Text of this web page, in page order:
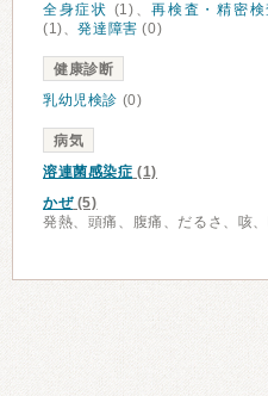
全身症状 (1)、再検査・精密検
(1)、発達障害 (0)
健康診断
乳幼児検診 (0)
病気
溶連菌感染症 (1)
かぜ(5)
発熱、頭痛、腹痛、だるさ、咳